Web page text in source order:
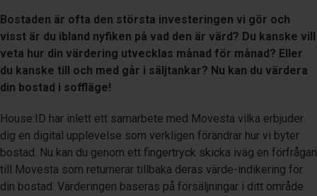
Bostaden är ofta den största investeringen vi gör och
visst är du ibland nyfiken på vad den är värd? Du kanske vill
veta hur din värdering utvecklas månad för månad? Eller
du kanske till och med går i säljtankar? Nu kan du värdera
din bostad i soffläge!
House:ID har inlett ett samarbete med Movesta vilka erbjuder
dig en digital upplevelse som verkligen förändrar hur vi byter
bostad. Nu kan du genom ett fingertryck skicka iväg en förfrågan
till Movesta som returnerar tillbaka deras värde-indikering för
din bostad. Värderingen baseras på försäljningar i ditt område